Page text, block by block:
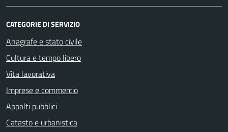
CATEGORIE DI SERVIZIO
Anagrafe e stato civile
Cultura e tempo libero
Vita lavorativa
Imprese e commercio
Appalti pubblici
Catasto e urbanistica